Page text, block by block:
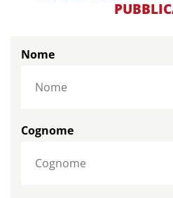
Nome
Cognome